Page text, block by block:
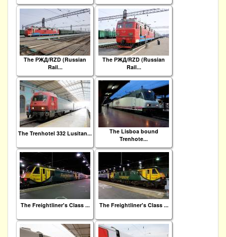
The РЖД/RZD (Russian
Rail...
The РЖД/RZD (Russian
Rail...
The Trenhotel 332 Lusitan...
The Lisboa bound
Trenhote...
The Freightliner's Class ... The Freightliner's Class ...